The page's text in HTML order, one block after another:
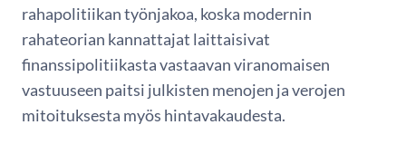
rahapolitiikan työnjakoa, koska modernin
rahateorian kannattajat laittaisivat
finanssipolitiikasta vastaavan viranomaisen
vastuuseen paitsi julkisten menojen ja verojen
mitoituksesta myös hintavakaudesta.